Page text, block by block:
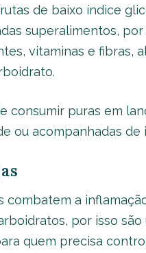
de baixo índice
superalimentos,
vitaminas e fibras,
consumir puras em
ou acompanhadas de
combatem a
por isso
quem precisa